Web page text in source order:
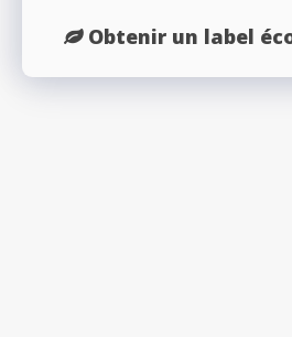
Obtenir un label